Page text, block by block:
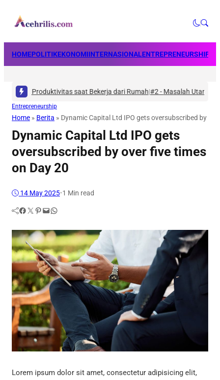
HOMEPOLITIKEKONOMIINTERNASIONALENTREPRENEURSHIP
Produktivitas saat Bekerja dari Rumah|#2 -Masalah Utama
Entrepreneurship
Home » Berita » Dynamic Capital Ltd IPO gets oversubscribed by
Dynamic Capital Ltd IPO gets
oversubscribed by over five times
on Day 20
14 May 2025•1 Min read
Facebook Twitter Pinterest Mail WhatsApp
Lorem ipsum dolor sit amet, consectetur adipisicing elit,